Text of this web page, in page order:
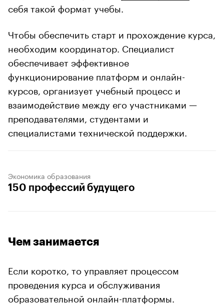
себя такой формат учебы.
Чтобы обеспечить старт и прохождение курса,
необходим координатор. Специалист
обеспечивает эффективное
функционирование платформ и онлайн-
курсов, организует учебный процесс и
взаимодействие между его участниками —
преподавателями, студентами и
специалистами технической поддержки.
Экономика образования
150 профессий будущего
Чем занимается
Если коротко, то управляет процессом
проведения курса и обслуживания
образовательной онлайн-платформы.